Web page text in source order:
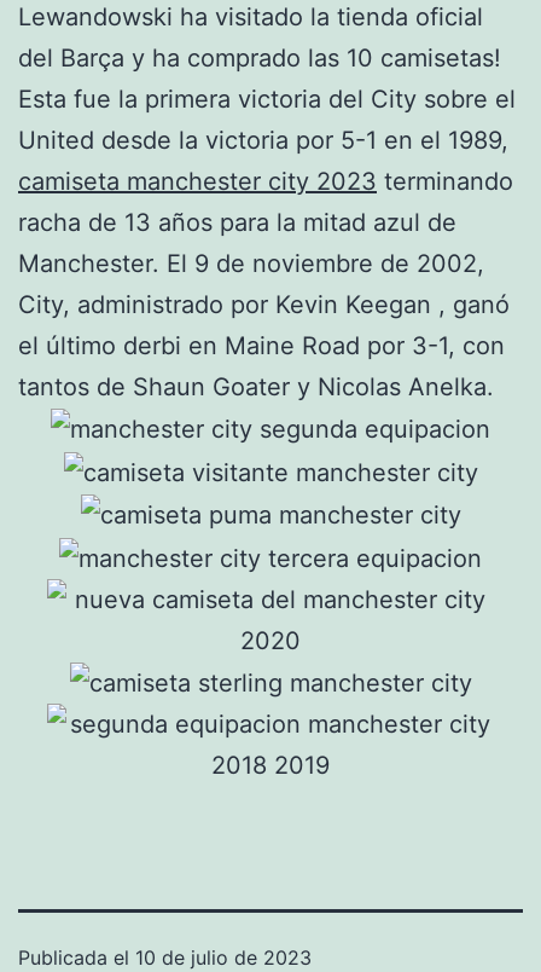
Lewandowski ha visitado la tienda oficial
del Barça y ha comprado las 10 camisetas!
Esta fue la primera victoria del City sobre el
United desde la victoria por 5-1 en el 1989,
camiseta manchester city 2023 terminando
racha de 13 años para la mitad azul de
Manchester. El 9 de noviembre de 2002,
City, administrado por Kevin Keegan , ganó
el último derbi en Maine Road por 3-1, con
tantos de Shaun Goater y Nicolas Anelka.
Publicada el 10 de julio de 2023